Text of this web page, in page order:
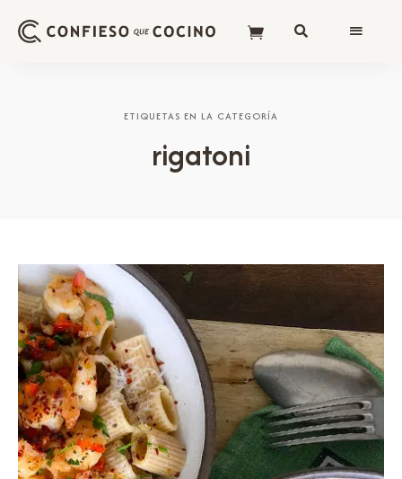
ETIQUETAS EN LA CATEGORÍA
rigatoni